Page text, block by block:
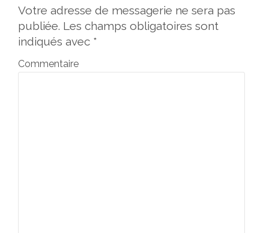
Votre adresse de messagerie ne sera pas
publiée. Les champs obligatoires sont
indiqués avec *
Commentaire